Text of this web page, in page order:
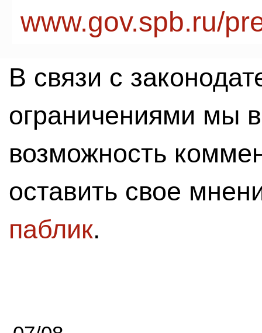
www.gov.spb.ru/
В связи с
ограничениями мы
возможность
оставить свое
паблик.